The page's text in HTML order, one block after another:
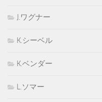
J.ワグナー
K.シーベル
K.ベンダー
L.ソマー